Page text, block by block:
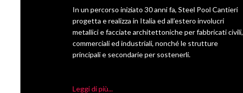
In un percorso iniziato 30 anni fa, Steel Pool Cantieri
progetta e realizza in Italia ed all’estero involucri
metallici e facciate architettoniche per fabbricati civili,
commerciali ed industriali, nonché le strutture
principali e secondarie per sostenerli.
Leggi di più...